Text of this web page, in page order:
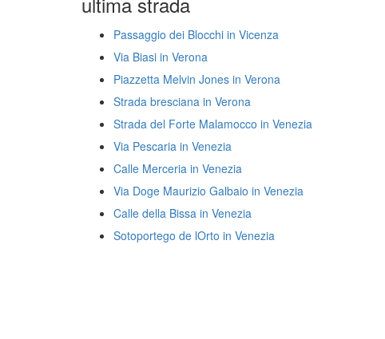
Passaggio dei Blocchi in Vicenza
Via Biasi in Verona
Piazzetta Melvin Jones in Verona
Strada bresciana in Verona
Strada del Forte Malamocco in Venezia
Via Pescaria in Venezia
Calle Merceria in Venezia
Via Doge Maurizio Galbaio in Venezia
Calle della Bissa in Venezia
Sotoportego de lOrto in Venezia